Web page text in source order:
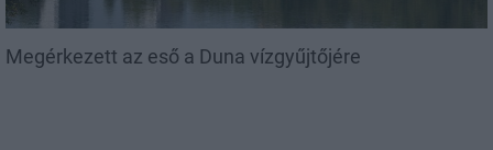
Megérkezett az eső a Duna vízgyűjtőjére